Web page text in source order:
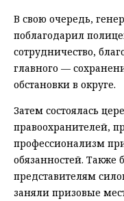
В свою очередь,
поблагодарил
сотрудничество,
главного —
обстановки в округе.
Затем состоялась
правоохранителей,
профессионализм
обязанностей.
представителям
заняли призовые